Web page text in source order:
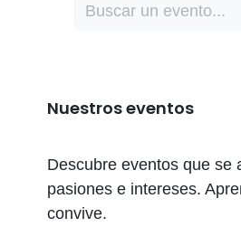
Nuestros eventos
Descubre eventos que se
pasiones e intereses.
convive.